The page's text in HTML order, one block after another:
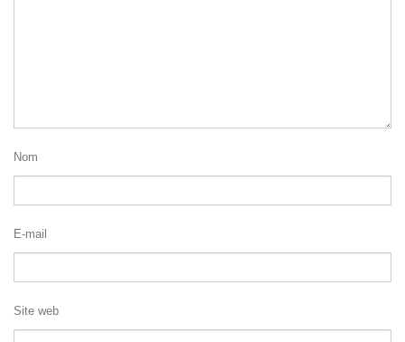
Nom
E-mail
Site web